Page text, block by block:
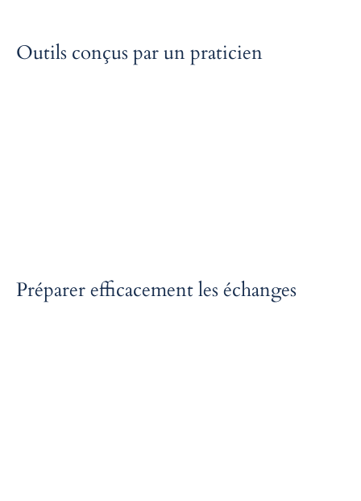
Outils conçus par un praticien
Préparer efficacement les échanges